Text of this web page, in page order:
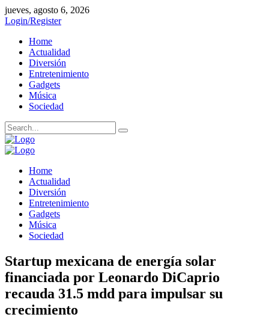
jueves, agosto 6, 2026
Login/Register
Home
Actualidad
Diversión
Entretenimiento
Gadgets
Música
Sociedad
Home
Actualidad
Diversión
Entretenimiento
Gadgets
Música
Sociedad
Startup mexicana de energía solar
financiada por Leonardo DiCaprio
recauda 31.5 mdd para impulsar su
crecimiento